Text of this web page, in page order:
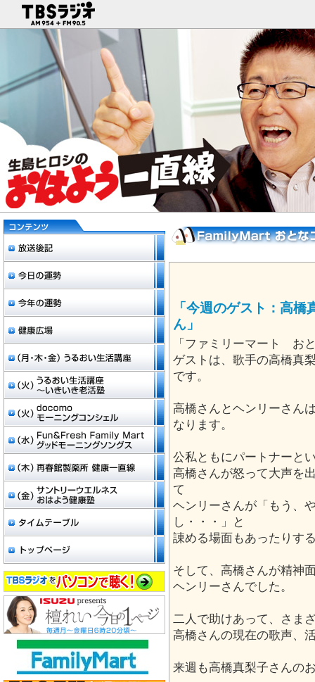
「今週のゲスト：高
ん」
「ファミリーマート お
ゲストは、歌手の高橋真
です。
高橋さんとヘンリーさん
なります。
公私ともにパートナーと
高橋さんが怒って大声を
て
ヘンリーさんが「もう、
し・・・」と
諌める場面もあったりす
そして、高橋さんが精神
ヘンリーさんでした。
二人で助けあって、さま
高橋さんの現在の歌声、
来週も高橋真梨子さんの